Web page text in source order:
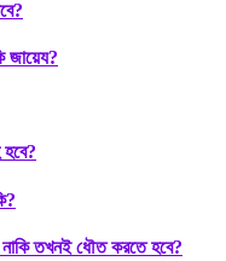
জায়েয?
হবে?
নাকি তখনই ধৌত করতে হবে?